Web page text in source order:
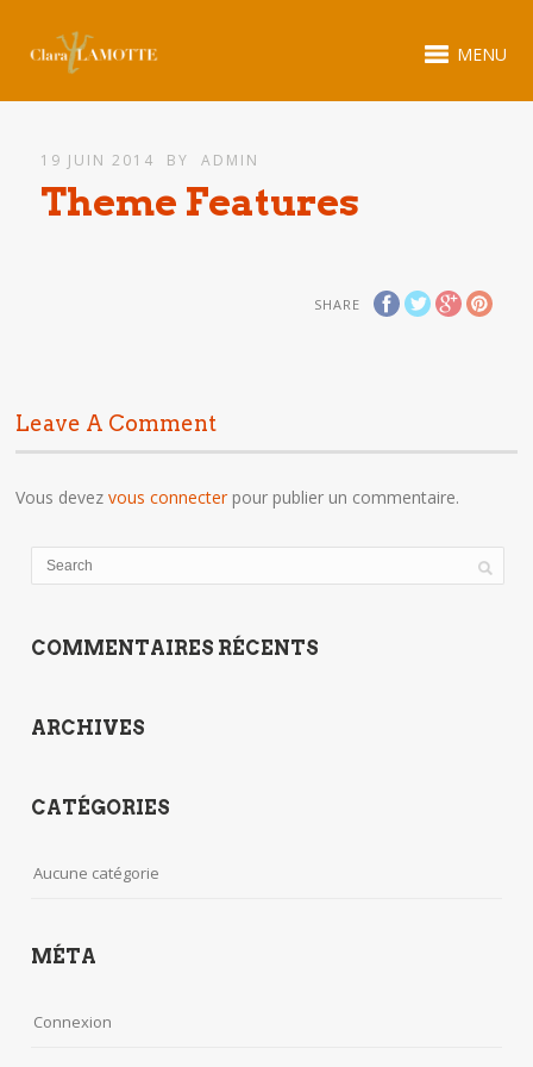
MENU
19 JUIN 2014 BY ADMIN
Theme Features
SHARE
Leave A Comment
Vous devezvous connecterpour publier un commentaire.
COMMENTAIRES RÉCENTS
ARCHIVES
CATÉGORIES
Aucune catégorie
MÉTA
Connexion